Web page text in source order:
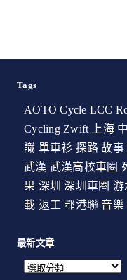
Tags
AOTO Cycle LCC
Cycling Zwift 上海
識 單車衫 探路 故事
武漢 武漢高校車圈
果 深圳 深圳車圈 游
載 返工 鄂港聯 音樂
最新文章